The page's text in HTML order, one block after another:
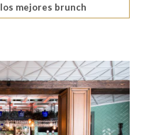
los mejores brunch